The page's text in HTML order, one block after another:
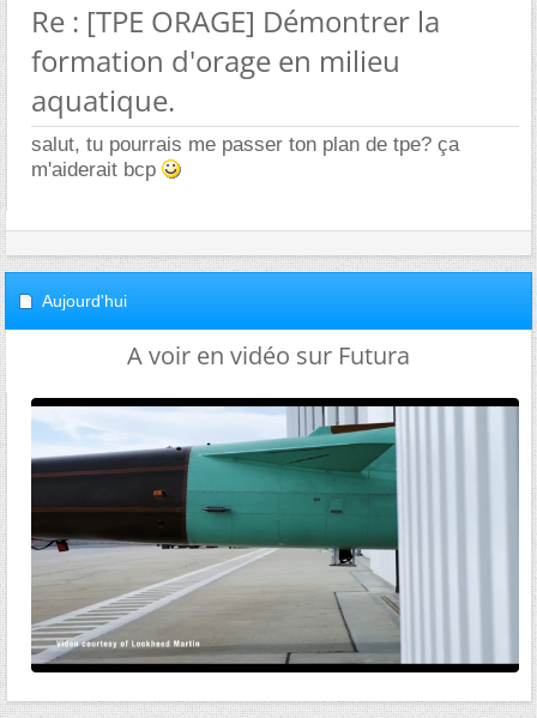
Re : [TPE ORAGE] Démontrer la
formation d'orage en milieu
aquatique.
salut, tu pourrais me passer ton plan de tpe? ça
m'aiderait bcp
Aujourd'hui
A voir en vidéo sur Futura